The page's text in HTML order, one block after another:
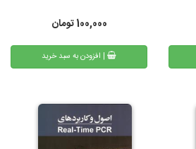
100,000تومان
| افزودن به سبد خرید